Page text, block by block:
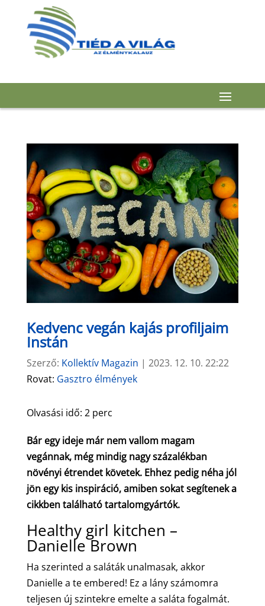
Kedvenc vegán kajás profiljaim
Instán
Szerző: Kollektív Magazin | 2023. 12. 10. 22:22
Rovat: Gasztro élmények
Olvasási idő: 2 perc
Bár egy ideje már nem vallom magam
vegánnak, még mindig nagy százalékban
növényi étrendet követek. Ehhez pedig néha jól
jön egy kis inspiráció, amiben sokat segítenek a
cikkben található tartalomgyártók.
Healthy girl kitchen –
Danielle Brown
Ha szerinted a saláták unalmasak, akkor
Danielle a te embered! Ez a lány számomra
teljesen új szintekre emelte a saláta fogalmát.